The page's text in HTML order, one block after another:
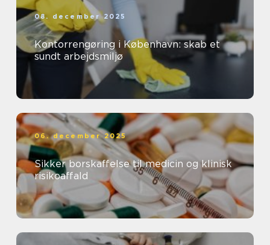
08. december 2025
Kontorrengøring i København: skab et
sundt arbejdsmiljø
06. december 2025
Sikker borskaffelse til medicin og klinisk
risikoaffald